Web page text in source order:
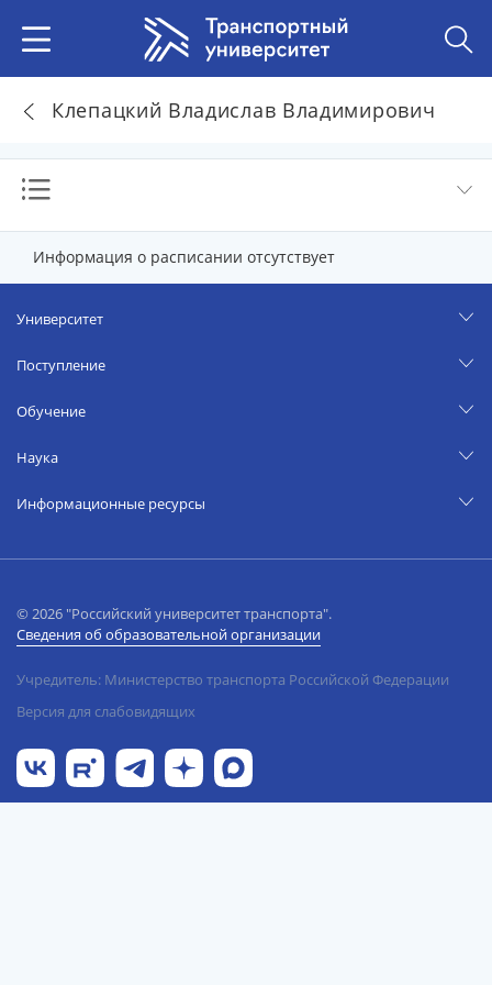
Клепацкий Владислав Владимирович
Информация о расписании отсутствует
Университет
Поступление
Обучение
Наука
Информационные ресурсы
© 2026 "Российский университет транспорта".
Сведения об образовательной организации
Учредитель: Министерство транспорта Российской Федерации
Версия для слабовидящих